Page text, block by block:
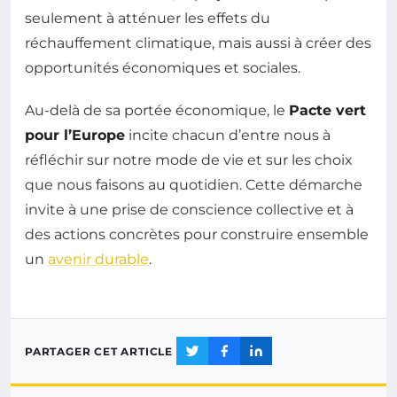
seulement à atténuer les effets du
réchauffement climatique, mais aussi à créer des
opportunités économiques et sociales.
Au-delà de sa portée économique, le Pacte vert
pour l’Europe incite chacun d’entre nous à
réfléchir sur notre mode de vie et sur les choix
que nous faisons au quotidien. Cette démarche
invite à une prise de conscience collective et à
des actions concrètes pour construire ensemble
un avenir durable.
PARTAGER CET ARTICLE